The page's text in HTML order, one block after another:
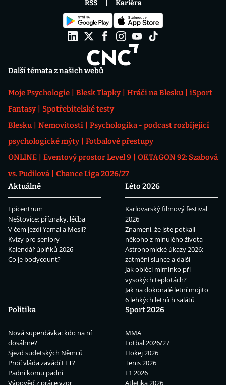
Další témata z našich webů
Moje Psychologie Blesk Tlapky Hráči na Blesku
iSport
Fantasy
Spotřebitelské testy
Blesku
Nemovitosti
Psychologika - podcast rozbíjející
psychologické mýty
Fotbalové přestupy
ONLINE
Eventový prostor Level 9
OKTAGON 92: Szabová
vs. Pudilová
Chance Liga 2026/27
Aktuálně
Epicentrum
Neštovice: příznaky, léčba
V čem jezdí Yamal a Mesii?
Kvízy pro seniory
Kalendář úplňků 2026
Co je bodycount?
Léto 2026
Karlovarský filmový festival
2026
Znamení, že jste potkali
někoho z minulého života
Astronomické úkazy 2026:
zatmění slunce a další
Jak obléci miminko při
vysokých teplotách?
Jak na dokonalé letní mojito
6 lehkých letních salátů
Politika
Nová superdávka: kdo na ní
dosáhne?
Sjezd sudetských Němců
Proč vláda zavádí EET?
Padni komu padni
Výpověď z práce vzor
Sport 2026
MMA
Fotbal 2026/27
Hokej 2026
Tenis 2026
F1 2026
Atletika 2026
RSS Kariéra